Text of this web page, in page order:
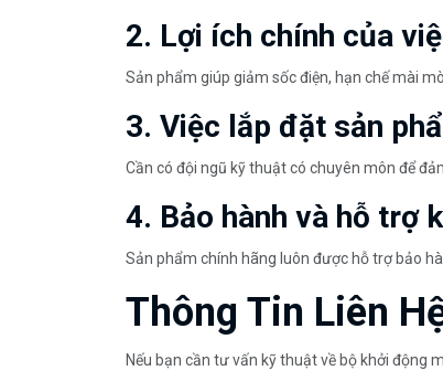
2. Lợi ích chính của
Sản phẩm giúp giảm sốc điện, hạn chế mài
3. Việc lắp đặt sản
Cần có đội ngũ kỹ thuật có chuyên môn để
4. Bảo hành và hỗ trợ
Sản phẩm chính hãng luôn được hỗ trợ bảo
Thông Tin Liên
Nếu bạn cần tư vấn kỹ thuật về bộ khởi động